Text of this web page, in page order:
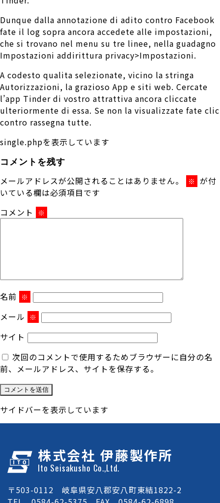
Dunque dalla annotazione di adito contro Facebook
fate il log sopra ancora accedete alle impostazioni,
che si trovano nel menu su tre linee, nella guadagno
Impostazioni addirittura privacy>Impostazioni.
A codesto qualita selezionate, vicino la stringa
Autorizzazioni, la grazioso App e siti web. Cercate
l’app Tinder di vostro attrattiva ancora cliccate
ulteriormente di essa. Se non la visualizzate fate clic
contro rassegna tutte.
single.phpを表示しています
コメントを残す
メールアドレスが公開されることはありません。 ※ が付
いている欄は必須項目です
コメント
※
名前 ※
メール ※
サイト
次回のコメントで使用するためブラウザーに自分の名
前、メールアドレス、サイトを保存する。
サイドバーを表示しています
株式会社 伊藤製作所
Ito Seisakusho Co.,Ltd.
〒503-0112 岐阜県安八郡安八町東結1822-2